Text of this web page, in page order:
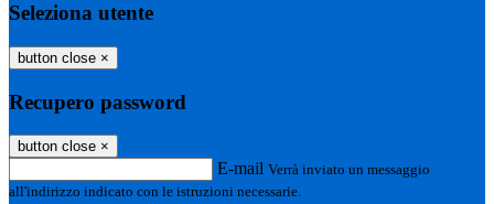
Seleziona utente
button close ×
Recupero password
button close ×
E-mail Verrà inviato un messaggio
all'indirizzo indicato con le istruzioni necessarie.